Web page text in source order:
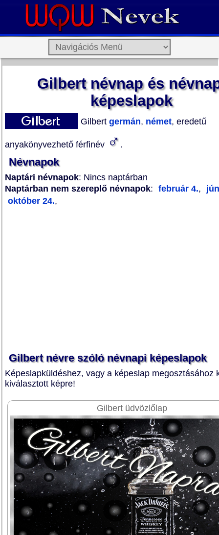
Gilbert névnap és
képeslapok
Gilbert germán, német, eredetű
anyakönyvezhető férfinév ♂ .
Névnapok
Naptári névnapok: Nincs naptárban
Naptárban nem szereplő névnapok: február 4.,
október 24.,
Gilbert névre szóló névnapi képeslapok
Képeslapküldéshez, vagy a képeslap megosztásához
kiválasztott képre!
Gilbert üdvözlőlap